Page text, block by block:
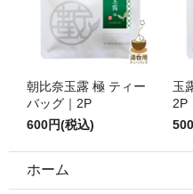
朝比奈玉露 極 ティー
バッグ｜2P
600円(税込)
玉
2P
ホーム